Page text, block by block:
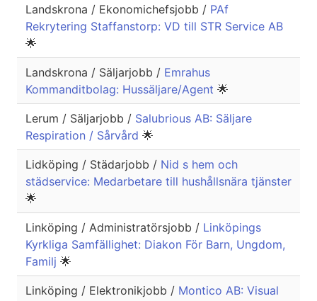
Landskrona / Ekonomichefsjobb / PAf
Rekrytering Staffanstorp: VD till STR Service AB
🌟
Landskrona / Säljarjobb / Emrahus
Kommanditbolag: Hussäljare/Agent 🌟
Lerum / Säljarjobb / Salubrious AB: Säljare
Respiration / Sårvård 🌟
Lidköping / Städarjobb / Nid s hem och
städservice: Medarbetare till hushållsnära tjänster
🌟
Linköping / Administratörsjobb / Linköpings
Kyrkliga Samfällighet: Diakon För Barn, Ungdom,
Familj 🌟
Linköping / Elektronikjobb / Montico AB: Visual